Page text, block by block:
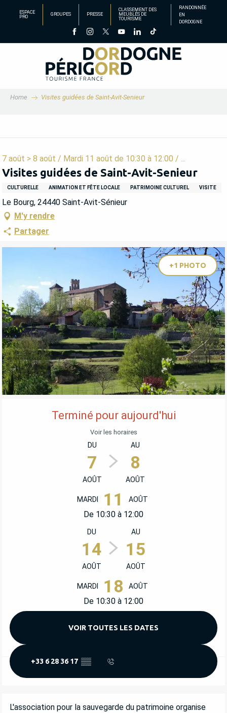
principal
ESPACE
PRO
GROUPES PRESSE
CLASSEMENT DES
MEUBLÉS DE
TOURISME
RANDONNÉE
EN
DORDOGNE
Home Visites guidées de Saint-Avit-Senieur
7 août > 8 août / Mardi 11 août de 10:30 à 12:00 / ...
Visites guidées de Saint-Avit-Senieur
CULTURELLE ANIMATION ET FÊTE LOCALE PATRIMOINE CULTUREL VISITE
Le Bourg, 24440 Saint-Avit-Sénieur
M'y rendre
Partager
+1 PHOTO
OUVERTURE ET COORDONNÉES
Terminé pour aujourd'hui
Voir les horaires
DU
7
AOÛT
AU
8
AOÛT
MARDI 11 AOÛT
De 10:30 à 12:00
DU
14
AOÛT
AU
15
AOÛT
MARDI 18 AOÛT
De 10:30 à 12:00
VOIR TOUTES LES DATES
+33 6 28 36 17 ▒▒
DESCRIPTION
L'association pour la sauvegarde du patrimoine organise